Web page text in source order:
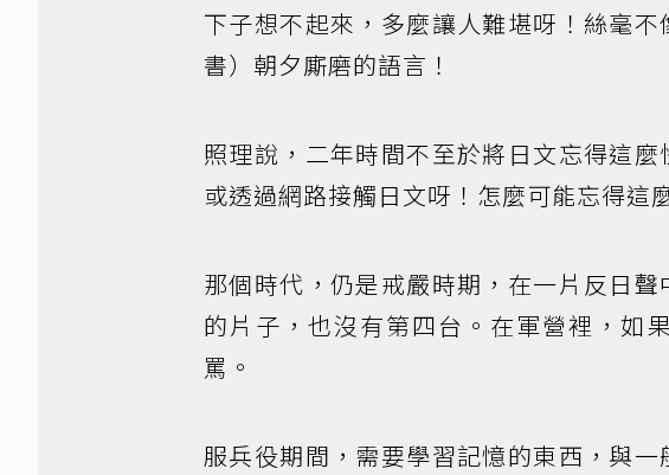
下子想不起來，多麼讓人難堪呀！絲毫
書）朝夕廝磨的語言！
照理說，二年時間不至於將日文忘得這
或透過網路接觸日文呀！怎麼可能忘得這
那個時代，仍是戒嚴時期，在一片反日
的片子，也沒有第四台。在軍營裡，如
罵。
服兵役期間，需要學習記憶的東西，與